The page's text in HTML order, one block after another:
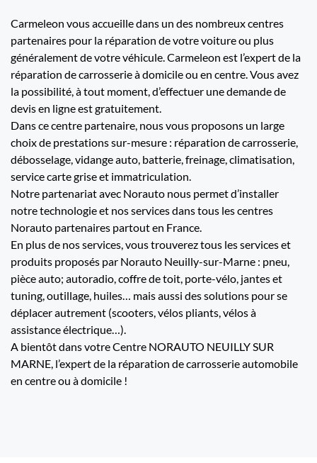
Carmeleon vous accueille dans un des nombreux centres
partenaires pour la réparation de votre voiture ou plus
généralement de votre véhicule. Carmeleon est l’expert de la
réparation de carrosserie à domicile ou en centre. Vous avez
la possibilité, à tout moment, d’effectuer une demande de
devis en ligne est gratuitement.
Dans ce centre partenaire, nous vous proposons un large
choix de prestations sur-mesure : réparation de carrosserie,
débosselage, vidange auto, batterie, freinage, climatisation,
service carte grise et immatriculation.
Notre partenariat avec Norauto nous permet d’installer
notre technologie et nos services dans tous les centres
Norauto partenaires partout en France.
En plus de nos services, vous trouverez tous les services et
produits proposés par Norauto Neuilly-sur-Marne : pneu,
pièce auto; autoradio, coffre de toit, porte-vélo, jantes et
tuning, outillage, huiles… mais aussi des solutions pour se
déplacer autrement (scooters, vélos pliants, vélos à
assistance électrique…).
A bientôt dans votre Centre NORAUTO NEUILLY SUR
MARNE, l’expert de la réparation de carrosserie automobile
en centre ou à domicile !